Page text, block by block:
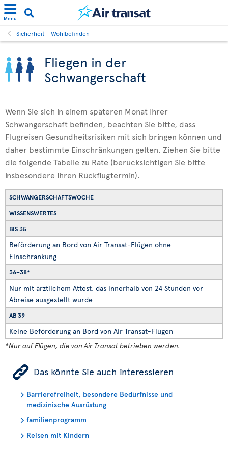
Menü
Sicherheit - Wohlbefinden
Fliegen in der
Schwangerschaft
Wenn Sie sich in einem späteren Monat Ihrer
Schwangerschaft befinden, beachten Sie bitte, dass
Flugreisen Gesundheitsrisiken mit sich bringen können und
daher bestimmte Einschränkungen gelten. Ziehen Sie bitte
die folgende Tabelle zu Rate (berücksichtigen Sie bitte
insbesondere Ihren Rückflugtermin).
SCHWANGERSCHAFTSWOCHE
WISSENSWERTES
BIS 35
Beförderung an Bord von Air Transat-Flügen ohne
Einschränkung
36–38*
Nur mit ärztlichem Attest, das innerhalb von 24 Stunden vor
Abreise ausgestellt wurde
AB 39
Keine Beförderung an Bord von Air Transat-Flügen
*Nur auf Flügen, die von Air Transat betrieben werden.
ÿ Das könnte Sie auch interessieren
Barrierefreiheit, besondere Bedürfnisse und
medizinische Ausrüstung
familienprogramm
Reisen mit Kindern